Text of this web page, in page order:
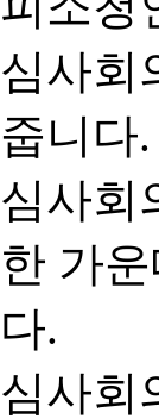
심사회
줍니다.
심사회
한 가
다.
심사회